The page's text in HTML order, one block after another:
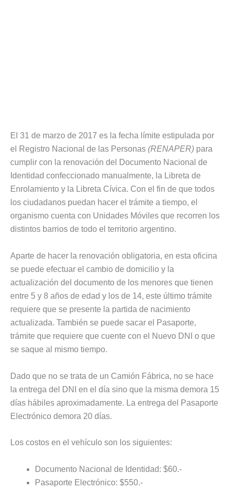
El 31 de marzo de 2017 es la fecha límite estipulada por
el Registro Nacional de las Personas (RENAPER) para
cumplir con la renovación del Documento Nacional de
Identidad confeccionado manualmente, la Libreta de
Enrolamiento y la Libreta Cívica. Con el fin de que todos
los ciudadanos puedan hacer el trámite a tiempo, el
organismo cuenta con Unidades Móviles que recorren los
distintos barrios de todo el territorio argentino.
Aparte de hacer la renovación obligatoria, en esta oficina
se puede efectuar el cambio de domicilio y la
actualización del documento de los menores que tienen
entre 5 y 8 años de edad y los de 14, este último trámite
requiere que se presente la partida de nacimiento
actualizada. También se puede sacar el Pasaporte,
trámite que requiere que cuente con el Nuevo DNI o que
se saque al mismo tiempo.
Dado que no se trata de un Camión Fábrica, no se hace
la entrega del DNI en el día sino que la misma demora 15
días hábiles aproximadamente. La entrega del Pasaporte
Electrónico demora 20 días.
Los costos en el vehículo son los siguientes:
Documento Nacional de Identidad: $60.-
Pasaporte Electrónico: $550.-